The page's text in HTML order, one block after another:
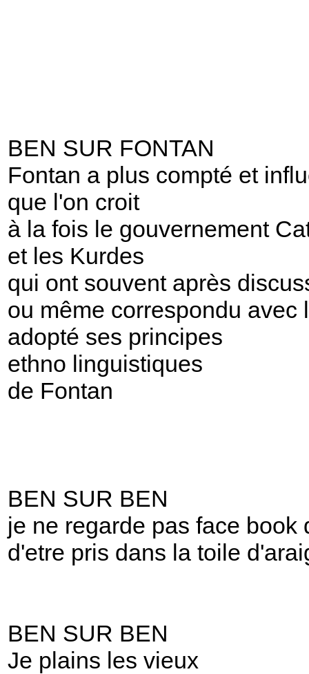
BEN SUR FONTAN
Fontan a plus compté et
que l'on croit
à la fois le gouvernement
et les Kurdes
qui ont souvent après
ou même correspondu avec
adopté ses principes
ethno linguistiques
de Fontan
BEN SUR BEN
je ne regarde pas face book
d'etre pris dans la toile
BEN SUR BEN
Je plains les vieux